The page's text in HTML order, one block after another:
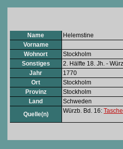
Name
Helemstine
Vorname
Wohnort
Stockholm
Sonstiges
2. Hälfte 18. Jh. -
Jahr
1770
Ort
Stockholm
Provinz
Stockholm
Land
Schweden
Quelle(n)
Würzb. Bd. 16: